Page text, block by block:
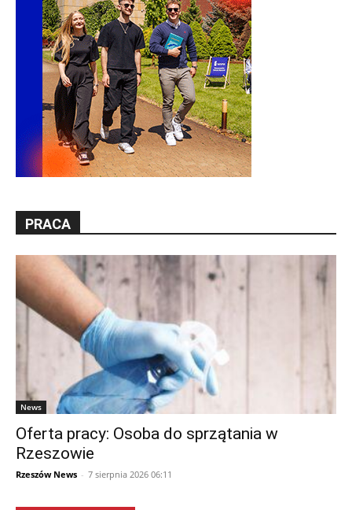
PRACA
News
Oferta pracy: Osoba do sprzątania w
Rzeszowie
Rzeszów News - 7 sierpnia 2026 06:11